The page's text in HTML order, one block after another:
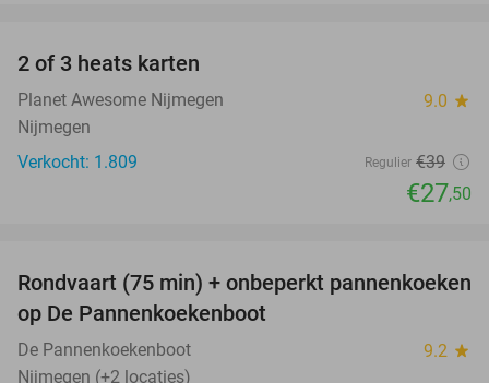
2 of 3 heats karten
Planet Awesome Nijmegen 9.0 star
Nijmegen
Verkocht: 1.809
Regulier €39
€27,50
30%
Rondvaart (75 min) + onbeperkt pannenkoeken
op De Pannenkoekenboot
De Pannenkoekenboot 9.2 star
Nijmegen (+2 locaties)